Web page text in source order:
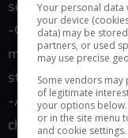
scrivania.
-Giunti nell’ala
moglie viene
stanza a destra.
-Arrivati nell’area
che da una
Your personal
your device
data) may be
partners, or used
may use precise
Some vendors
of legitimate
your options
or in the site menu
and cookie settings.